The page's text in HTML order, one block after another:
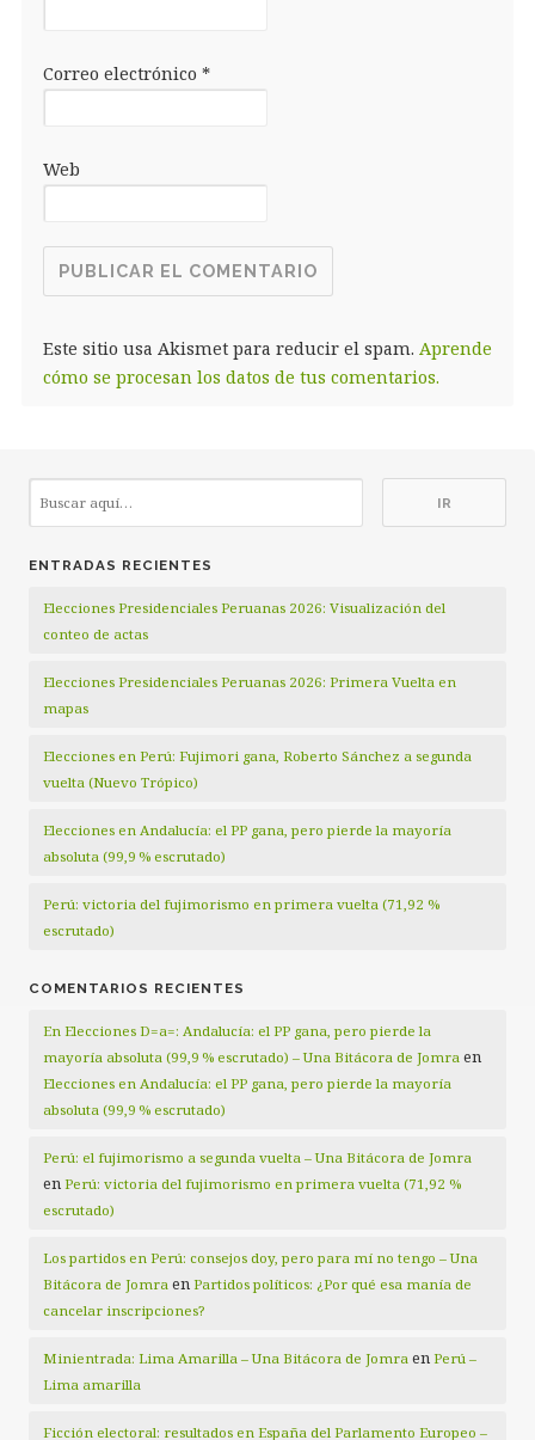
Correo electrónico *
Web
Este sitio usa Akismet para reducir el spam. Aprende
cómo se procesan los datos de tus comentarios.
ENTRADAS RECIENTES
Elecciones Presidenciales Peruanas 2026: Visualización del
conteo de actas
Elecciones Presidenciales Peruanas 2026: Primera Vuelta en
mapas
Elecciones en Perú: Fujimori gana, Roberto Sánchez a segunda
vuelta (Nuevo Trópico)
Elecciones en Andalucía: el PP gana, pero pierde la mayoría
absoluta (99,9 % escrutado)
Perú: victoria del fujimorismo en primera vuelta (71,92 %
escrutado)
COMENTARIOS RECIENTES
En Elecciones D=a=: Andalucía: el PP gana, pero pierde la
mayoría absoluta (99,9 % escrutado) – Una Bitácora de Jomra en
Elecciones en Andalucía: el PP gana, pero pierde la mayoría
absoluta (99,9 % escrutado)
Perú: el fujimorismo a segunda vuelta – Una Bitácora de Jomra
en Perú: victoria del fujimorismo en primera vuelta (71,92 %
escrutado)
Los partidos en Perú: consejos doy, pero para mí no tengo – Una
Bitácora de Jomra en Partidos políticos: ¿Por qué esa manía de
cancelar inscripciones?
Minientrada: Lima Amarilla – Una Bitácora de Jomra en Perú –
Lima amarilla
Ficción electoral: resultados en España del Parlamento Europeo –